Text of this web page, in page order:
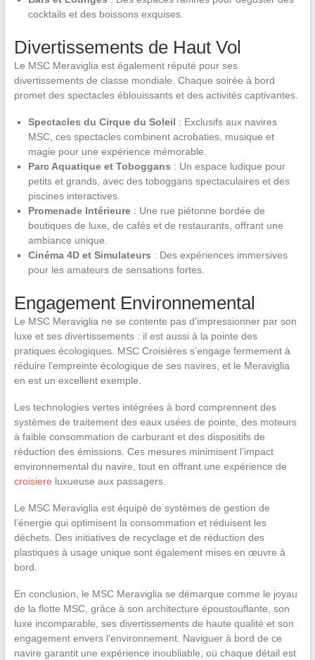
cocktails et des boissons exquises.
Divertissements de Haut Vol
Le MSC Meraviglia est également réputé pour ses
divertissements de classe mondiale. Chaque soirée à bord
promet des spectacles éblouissants et des activités captivantes.
Spectacles du Cirque du Soleil : Exclusifs aux navires
MSC, ces spectacles combinent acrobaties, musique et
magie pour une expérience mémorable.
Parc Aquatique et Toboggans : Un espace ludique pour
petits et grands, avec des toboggans spectaculaires et des
piscines interactives.
Promenade Intérieure: Une rue piétonne bordée de
boutiques de luxe, de cafés et de restaurants, offrant une
ambiance unique.
Cinéma 4D et Simulateurs : Des expériences immersives
pour les amateurs de sensations fortes.
Engagement Environnemental
Le MSC Meraviglia ne se contente pas d’impressionner par son
luxe et ses divertissements : il est aussi à la pointe des
pratiques écologiques. MSC Croisières s’engage fermement à
réduire l’empreinte écologique de ses navires, et le Meraviglia
en est un excellent exemple.
Les technologies vertes intégrées à bord comprennent des
systèmes de traitement des eaux usées de pointe, des moteurs
à faible consommation de carburant et des dispositifs de
réduction des émissions. Ces mesures minimisent l’impact
environnemental du navire, tout en offrant une expérience de
croisiere luxueuse aux passagers.
Le MSC Meraviglia est équipé de systèmes de gestion de
l’énergie qui optimisent la consommation et réduisent les
déchets. Des initiatives de recyclage et de réduction des
plastiques à usage unique sont également mises en œuvre à
bord.
En conclusion, le MSC Meraviglia se démarque comme le joyau
de la flotte MSC, grâce à son architecture époustouflante, son
luxe incomparable, ses divertissements de haute qualité et son
engagement envers l’environnement. Naviguer à bord de ce
navire garantit une expérience inoubliable, où chaque détail est